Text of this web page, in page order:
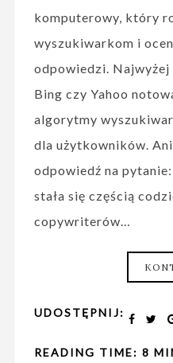
komputerowy, który
wyszukiwarkom i
odpowiedzi. Najwyżej
Bing czy Yahoo
algorytmy
dla użytkowników.
odpowiedź na pytanie:
stała się częścią
copywriterów…
UDOSTĘPNIJ:
READING TIME: 8